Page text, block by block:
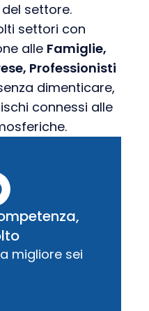
settore.
settori con
alle Famiglie,
Professionisti
dimenticare,
connessi alle
migliore sei